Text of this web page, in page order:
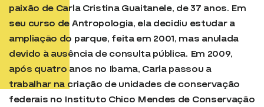
paixão de Carla Cristina Guaitanele, de 37 anos. Em
seu curso de Antropologia, ela decidiu estudar a
ampliação do parque, feita em 2001, mas anulada
devido à ausência de consulta pública. Em 2009,
após quatro anos no Ibama, Carla passou a
trabalhar na criação de unidades de conservação
federais no Instituto Chico Mendes de Conservação